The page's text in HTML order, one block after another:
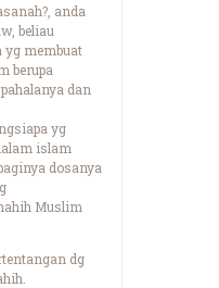
anda
beliau
yg membuat
berupa
dan
yg
islam
dosanya
Muslim
dg